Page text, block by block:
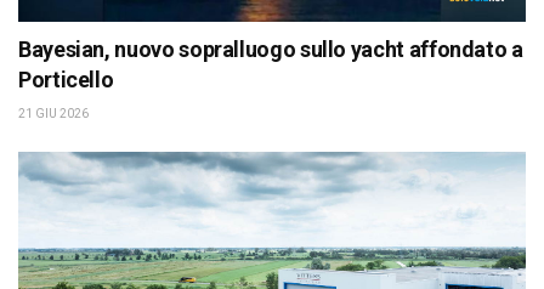
Bayesian, nuovo sopralluogo sullo yacht affondato a
Porticello
21 GIU 2026